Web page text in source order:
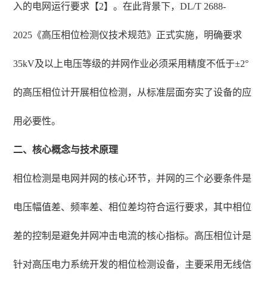
入的电网运行要求【2】。在此背景下，DL/T 2688-
2025《高压相位检测仪技术规范》正式实施，明确要求
35kV及以上电压等级的并网作业必须采用精度不低于±2°
的高压相位计开展相位检测，从标准层面夯实了设备的应
用必要性。
二、核心概念与技术原理
相位检测是电网并网的核心环节，并网的三个必要条件是
电压幅值差、频率差、相位差均符合运行要求，其中相位
差的控制是避免并网冲击电流的核心指标。高压相位计是
针对高压电力系统开发的相位检测设备，主要采用无线信